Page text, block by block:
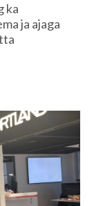
ka
ja ajaga